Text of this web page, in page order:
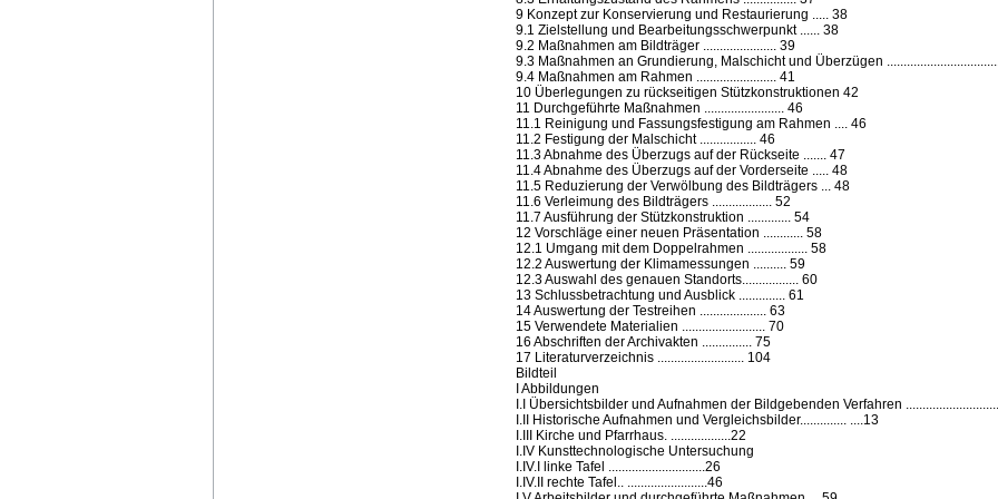
9 Konzept zur Konservierung und Restaurierung ..... 38
9.1 Zielstellung und Bearbeitungsschwerpunkt ...... 38
9.2 Maßnahmen am Bildträger ...................... 39
9.3 Maßnahmen an Grundierung, Malschicht und Überzügen
9.4 Maßnahmen am Rahmen ........................ 41
10 Überlegungen zu rückseitigen Stützkonstruktionen 42
11 Durchgeführte Maßnahmen ........................ 46
11.1 Reinigung und Fassungsfestigung am Rahmen .... 46
11.2 Festigung der Malschicht ................. 46
11.3 Abnahme des Überzugs auf der Rückseite ....... 47
11.4 Abnahme des Überzugs auf der Vorderseite ..... 48
11.5 Reduzierung der Verwölbung des Bildträgers ... 48
11.6 Verleimung des Bildträgers .................. 52
11.7 Ausführung der Stützkonstruktion ............. 54
12 Vorschläge einer neuen Präsentation ............ 58
12.1 Umgang mit dem Doppelrahmen .................. 58
12.2 Auswertung der Klimamessungen .......... 59
12.3 Auswahl des genauen Standorts................. 60
13 Schlussbetrachtung und Ausblick .............. 61
14 Auswertung der Testreihen .................... 63
15 Verwendete Materialien ......................... 70
16 Abschriften der Archivakten ............... 75
17 Literaturverzeichnis .......................... 104
Bildteil
I Abbildungen
I.I Übersichtsbilder und Aufnahmen der Bildgebenden Verfahren
I.II Historische Aufnahmen und Vergleichsbilder.............. ....13
I.III Kirche und Pfarrhaus. ..................22
I.IV Kunsttechnologische Untersuchung
I.IV.I linke Tafel .............................26
I.IV.II rechte Tafel.. ........................46